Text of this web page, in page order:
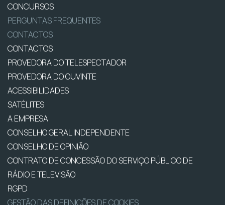
CONCURSOS
PERGUNTAS FREQUENTES
CONTACTOS
CONTACTOS
PROVEDORA DO TELESPECTADOR
PROVEDORA DO OUVINTE
ACESSIBILIDADES
SATÉLITES
A EMPRESA
CONSELHO GERAL INDEPENDENTE
CONSELHO DE OPINIÃO
CONTRATO DE CONCESSÃO DO SERVIÇO PÚBLICO DE
RÁDIO E TELEVISÃO
RGPD
GESTÃO DAS DEFINIÇÕES DE COOKIES